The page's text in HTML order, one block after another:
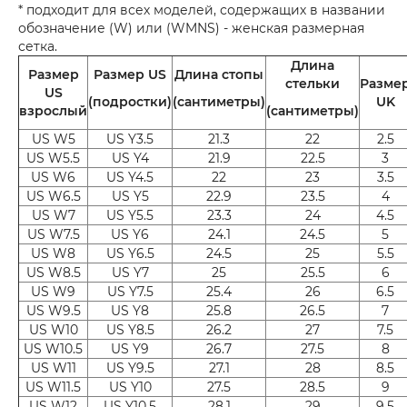
* подходит для всех моделей, содержащих в названии
обозначение (W) или (WMNS) - женская размерная
сетка.
Размер
US
взрослый
Размер US
(подростки)
Длина стопы
(сантиметры)
Длина
стельки
(сантиметры)
UK
US W5 US Y3.5 21.3 22
2.5
US W5.5
US Y4 21.9 22.5
3
US W6
US Y4.5 22 23
3.5
US W6.5
US Y5 22.9 23.5
4
US W7
US Y5.5 23.3 24
4.5
US W7.5
US Y6 24.1 24.5
5
US W8
US Y6.5 24.5 25
5.5
US W8.5
US Y7 25 25.5
6
US W9
US Y7.5 25.4 26
6.5
US W9.5
US Y8 25.8 26.5
7
US W10
US Y8.5 26.2 27
7.5
US W10.5
US Y9 26.7 27.5
8
US W11
US Y9.5 27.1 28
8.5
US W11.5
US Y10 27.5 28.5
9